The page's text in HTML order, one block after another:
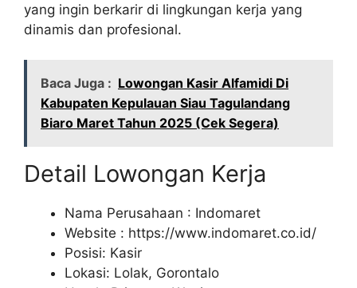
yang ingin berkarir di lingkungan kerja yang
dinamis dan profesional.
Baca Juga : Lowongan Kasir Alfamidi Di
Kabupaten Kepulauan Siau Tagulandang
Biaro Maret Tahun 2025 (Cek Segera)
Detail Lowongan Kerja
Nama Perusahaan : Indomaret
Website : https://www.indomaret.co.id/
Posisi: Kasir
Lokasi: Lolak, Gorontalo